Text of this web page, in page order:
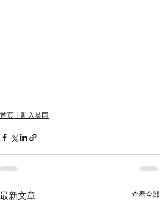
首页丨融入英国
最新文章 查看全部